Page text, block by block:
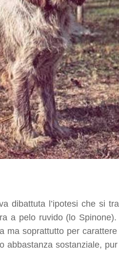
dibattuta l’ipotesi che si
a pelo ruvido (lo
ma soprattutto per
abbastanza sostanziale,